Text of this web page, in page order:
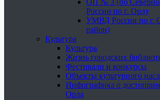
ОП № 3 (по
России по г. Орлу
УМВД России по г.
район)
Культура
Культура
Жизнь городских
Фестивали и конкурсы
Объекты культурного
Инфографика о
Орла